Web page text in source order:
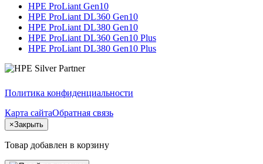
HPE ProLiant Gen10
HPE ProLiant DL360 Gen10
HPE ProLiant DL380 Gen10
HPE ProLiant DL360 Gen10 Plus
HPE ProLiant DL380 Gen10 Plus
Политика конфиденциальности
Карта сайтаОбратная связь
×Закрыть
Товар добавлен в корзину